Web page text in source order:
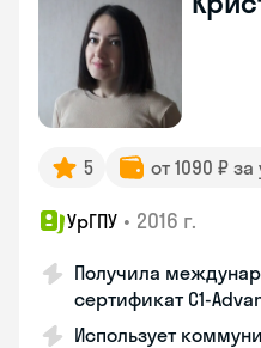
5 от 1090 ₽
УрГПУ • 2016 г.
Получила
сертификат С1-
Использует